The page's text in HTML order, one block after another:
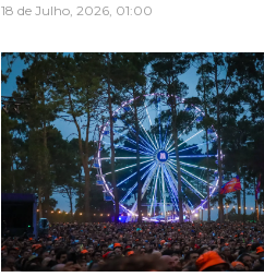
18 de Julho, 2026, 01:00